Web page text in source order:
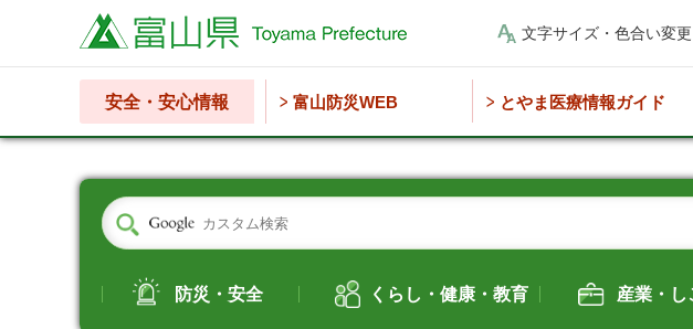
富山県 文字サイズ・色合い変更
安全・安心情報 富山防災WEB とやま医療情報ガイド
防災・安全 くらし・健康・教育 産業・し